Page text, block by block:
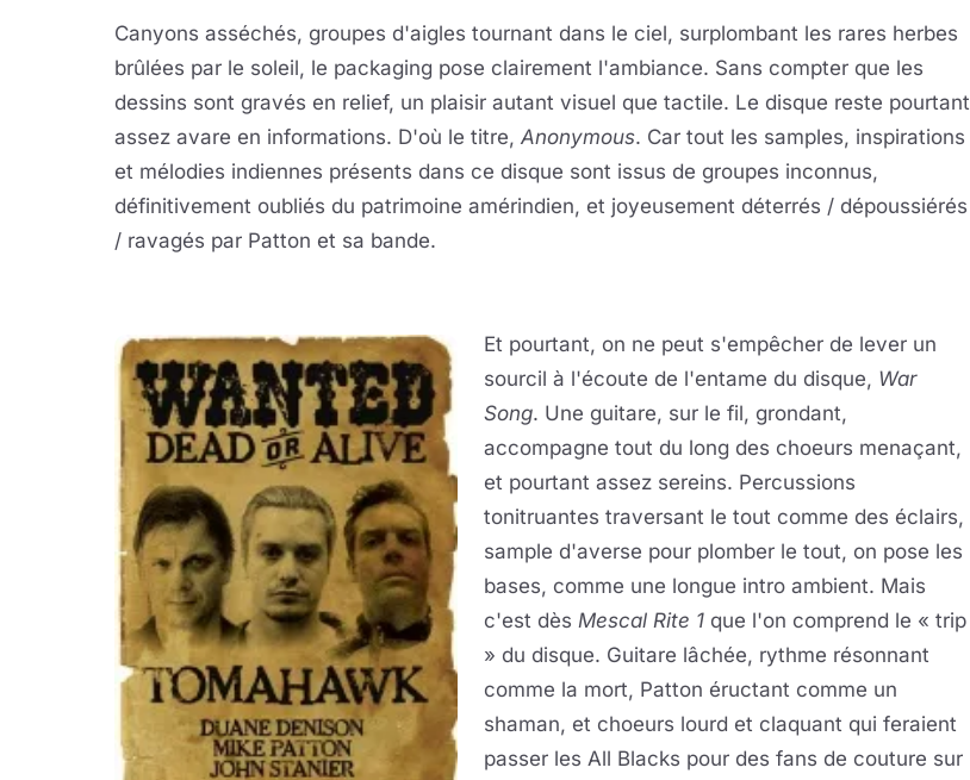
Canyons asséchés, groupes d'aigles tournant dans le ciel, surplombant les rares herbes
brûlées par le soleil, le packaging pose clairement l'ambiance. Sans compter que les
dessins sont gravés en relief, un plaisir autant visuel que tactile. Le disque reste pourtant
assez avare en informations. D'où le titre, Anonymous. Car tout les samples, inspirations
et mélodies indiennes présents dans ce disque sont issus de groupes inconnus,
définitivement oubliés du patrimoine amérindien, et joyeusement déterrés / dépoussiérés
/ ravagés par Patton et sa bande.
Et pourtant, on ne peut s'empêcher de lever un
sourcil à l'écoute de l'entame du disque, War
Song. Une guitare, sur le fil, grondant,
accompagne tout du long des choeurs menaçant,
et pourtant assez sereins. Percussions
tonitruantes traversant le tout comme des éclairs,
sample d'averse pour plomber le tout, on pose les
bases, comme une longue intro ambient. Mais
c'est dès Mescal Rite 1 que l'on comprend le « trip
» du disque. Guitare lâchée, rythme résonnant
comme la mort, Patton éructant comme un
shaman, et choeurs lourd et claquant qui feraient
passer les All Blacks pour des fans de couture sur